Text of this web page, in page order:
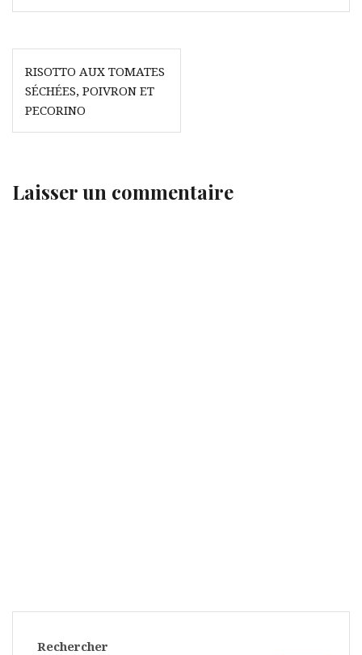
Navigation
de
l’article
RISOTTO AUX TOMATES
SÉCHÉES, POIVRON ET
PECORINO
Laisser un commentaire
Rechercher